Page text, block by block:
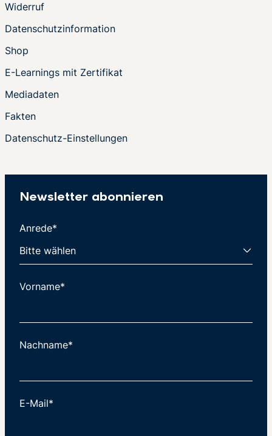
Widerruf
Datenschutzinformation
Shop
E-Learnings mit Zertifikat
Mediadaten
Fakten
Datenschutz-Einstellungen
Newsletter abonnieren
Anrede*
Vorname*
Nachname*
E-Mail*